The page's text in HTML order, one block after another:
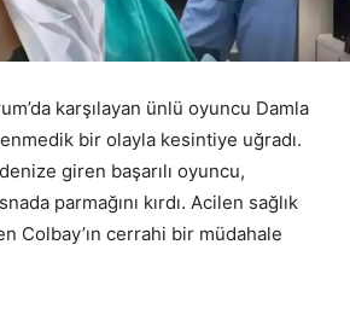
karşılayan ünlü oyuncu Damla
bir olayla kesintiye uğradı.
giren başarılı oyuncu,
parmağını kırdı. Acilen sağlık
Colbay’ın cerrahi bir müdahale